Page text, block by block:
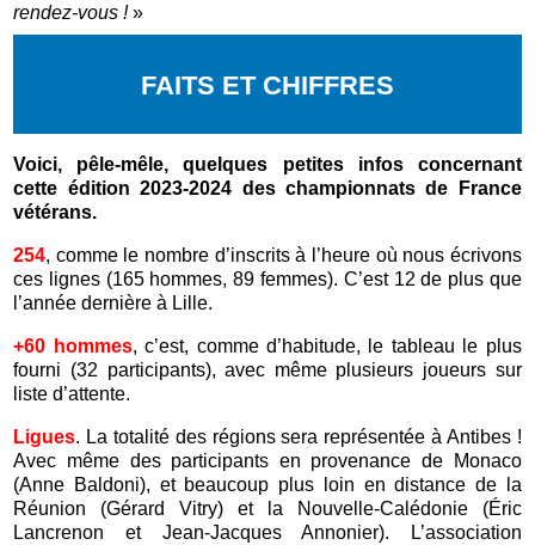
rendez-vous !»
FAITS ET CHIFFRES
Voici, pêle-mêle, quelques petites infos concernant
cette édition 2023-2024 des championnats de France
vétérans.
254, comme le nombre d’inscrits à l’heure où nous écrivons
ces lignes (165 hommes, 89 femmes). C’est 12 de plus que
l’année dernière à Lille.
+60 hommes, c’est, comme d’habitude, le tableau le plus
fourni (32 participants), avec même plusieurs joueurs sur
liste d’attente.
Ligues. La totalité des régions sera représentée à Antibes !
Avec même des participants en provenance de Monaco
(Anne Baldoni), et beaucoup plus loin en distance de la
Réunion (Gérard Vitry) et la Nouvelle-Calédonie (Éric
Lancrenon et Jean-Jacques Annonier). L’association